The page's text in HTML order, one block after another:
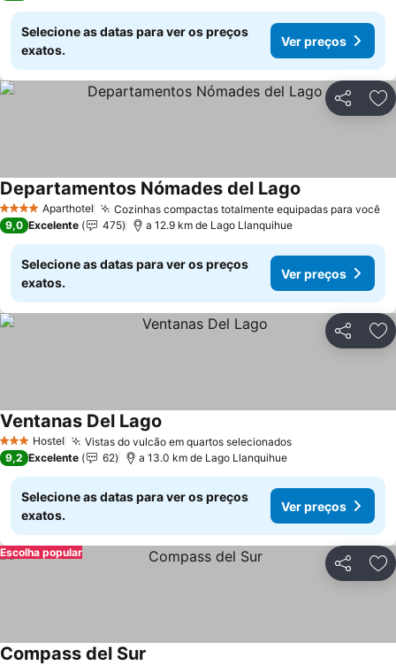
Selecione as datas para ver os preços
exatos.
Ver preços
Partilhar
4 EstrelasAparthotel Cozinhas compactas totalmente equipadas para você
Departamentos Nómades del Lago
9,0 Excelente 475 a 12.9 km de Lago Llanquihue
Selecione as datas para ver os preços
exatos.
Ver preços
Partilhar
3 EstrelasHostel Vistas do vulcão em quartos selecionados
Ventanas Del Lago
9,2 Excelente 62 a 13.0 km de Lago Llanquihue
Selecione as datas para ver os preços
exatos.
Ver preços
Partilhar
Escolha popular
Compass del Sur